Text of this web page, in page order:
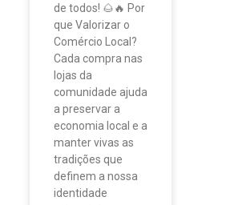
de todos! 🌰🔥 Por
que Valorizar o
Comércio Local?
Cada compra nas
lojas da
comunidade ajuda
a preservar a
economia local e a
manter vivas as
tradições que
definem a nossa
identidade